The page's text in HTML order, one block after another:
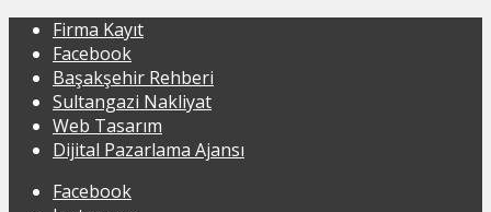
Firma Kayıt
Facebook
Başakşehir Rehberi
Sultangazi Nakliyat
Web Tasarım
Dijital Pazarlama Ajansı
Facebook